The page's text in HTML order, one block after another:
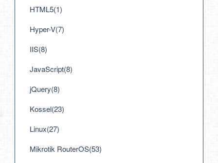
HTML5(1)
Hyper-V(7)
IIS(8)
JavaScript(8)
jQuery(8)
Kossel(23)
Linux(27)
Mikrotik RouterOS(53)